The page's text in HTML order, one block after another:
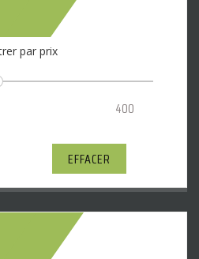
par prix
EFFACER